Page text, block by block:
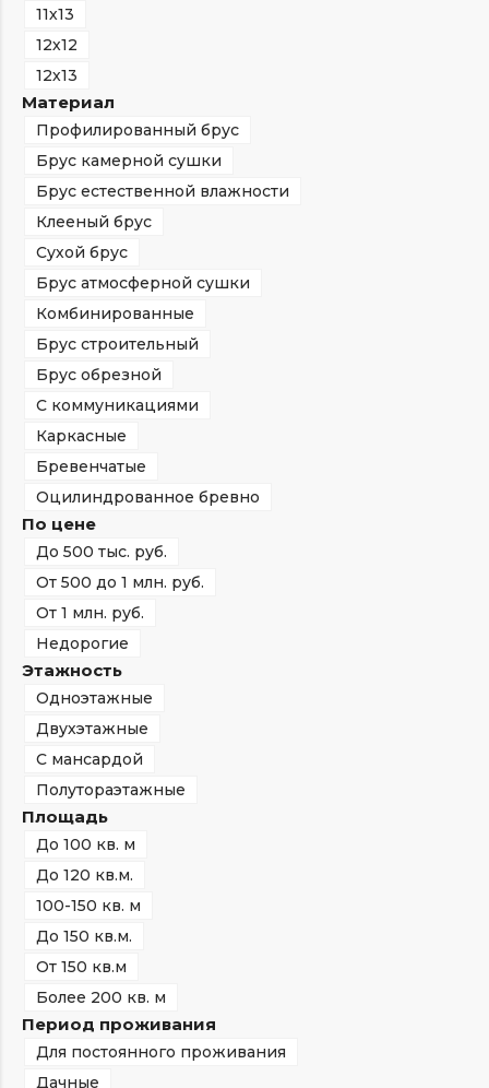
11х13
12х12
12х13
Материал
Профилированный брус
Брус камерной сушки
Брус естественной влажности
Клееный брус
Сухой брус
Брус атмосферной сушки
Комбинированные
Брус строительный
Брус обрезной
С коммуникациями
Каркасные
Бревенчатые
Оцилиндрованное бревно
По цене
До 500 тыс. руб.
От 500 до 1 млн. руб.
От 1 млн. руб.
Недорогие
Этажность
Одноэтажные
Двухэтажные
С мансардой
Полутораэтажные
Площадь
До 100 кв. м
До 120 кв.м.
100-150 кв. м
До 150 кв.м.
От 150 кв.м
Более 200 кв. м
Период проживания
Для постоянного проживания
Дачные